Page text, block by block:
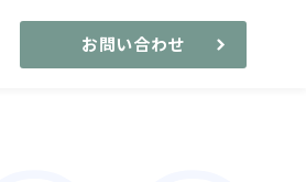
お問い合わせ